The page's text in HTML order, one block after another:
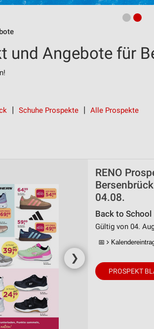
und Angebote für
Schuhe Prospekte Alle Prospekte
❯
RENO
04.08.
Back to School
Gültig von 04.
📅
PROSPEKT